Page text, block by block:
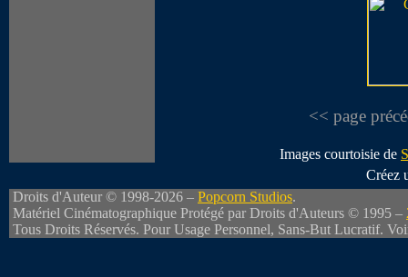
<< page
Images courtoisie de
Créez
Droits d'Auteur © 1998-2026 – Popcorn Studios.
Matériel Cinématographique Protégé par Droits d'Auteurs © 1995 –
Tous Droits Réservés. Pour Usage Personnel, Sans-But Lucratif.